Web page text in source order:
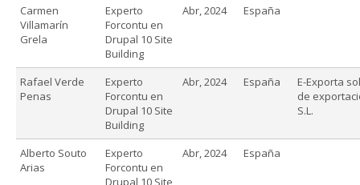
Carmen
Villamarín
Grela
Experto
Forcontu en
Drupal 10 Site
Building
Abr, 2024 España
Rafael Verde
Penas
Experto
Forcontu en
Drupal 10 Site
Building
Abr, 2024 España
E-Exporta
de
S.L.
Alberto Souto
Arias
Experto
Forcontu en
Drupal 10 Site
Abr, 2024 España